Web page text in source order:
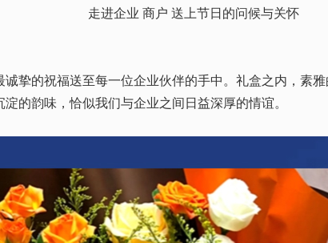
走进企业 商户 送上节日的问候与关怀
挚的祝福送至每一位企业伙伴的手中。礼盒之内，素
的韵味，恰似我们与企业之间日益深厚的情谊。